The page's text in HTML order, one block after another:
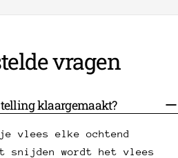
vragen
klaargemaakt?
vlees elke ochtend
snijden wordt het vlees